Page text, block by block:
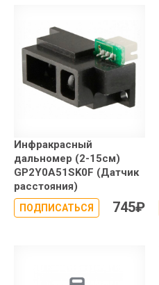
Инфракрасный
дальномер (2-15см)
GP2Y0A51SK0F (Датчик
расстояния)
ПОДПИСАТЬСЯ 745₽